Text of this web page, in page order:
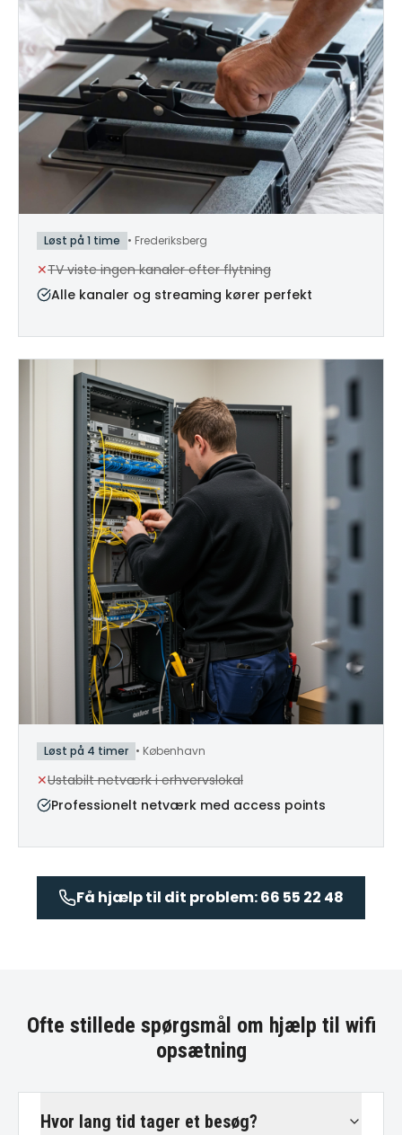
Løst på 1 time • Frederiksberg
✕TV viste ingen kanaler efter flytning
Alle kanaler og streaming kører perfekt
Løst på 4 timer • København
✕Ustabilt netværk i erhvervslokal
Professionelt netværk med access points
Få hjælp til dit problem: 66 55 22 48
Ofte stillede spørgsmål om hjælp til wifi
opsætning
Hvor lang tid tager et besøg?